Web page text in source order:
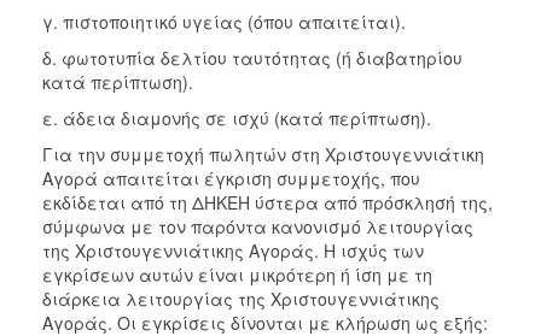
γ. πιστοποιητικό υγείας (όπου απαιτείται).
δ. φωτοτυπία δελτίου ταυτότητας (ή διαβατηρίου
κατά περίπτωση).
ε. άδεια διαμονής σε ισχύ (κατά περίπτωση).
Για την συμμετοχή πωλητών στη Χριστουγεννιάτικη
Αγορά απαιτείται έγκριση συμμετοχής, που
εκδίδεται από τη ΔΗΚΕΗ ύστερα από πρόσκλησή της,
σύμφωνα με τον παρόντα κανονισμό λειτουργίας
της Χριστουγεννιάτικης Αγοράς. Η ισχύς των
εγκρίσεων αυτών είναι μικρότερη ή ίση με τη
διάρκεια λειτουργίας της Χριστουγεννιάτικης
Αγοράς. Οι εγκρίσεις δίνονται με κλήρωση ως εξής: